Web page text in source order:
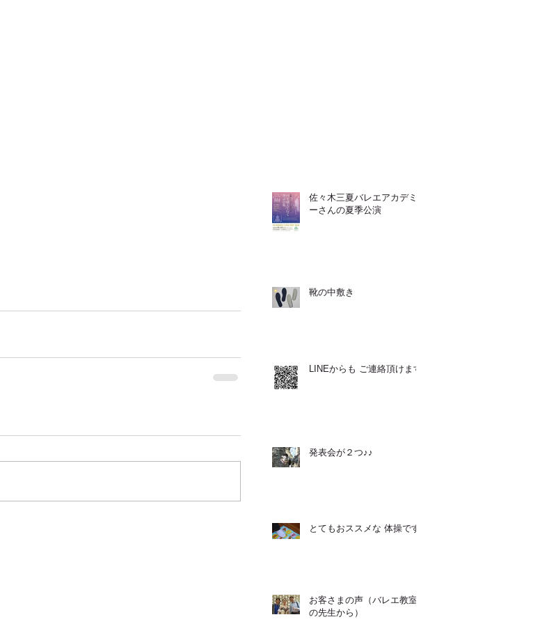
佐々木三夏バレエアカデミ
ーさんの夏季公演
靴の中敷き
LINEからも ご連絡頂けます
発表会が２つ♪♪
とてもおススメな 体操です
お客さまの声（バレエ教室
の先生から）